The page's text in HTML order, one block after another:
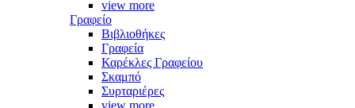
view more
Γραφείο
Βιβλιοθήκες
Γραφεία
Καρέκλες Γραφείου
Σκαμπό
Συρταριέρες
view more